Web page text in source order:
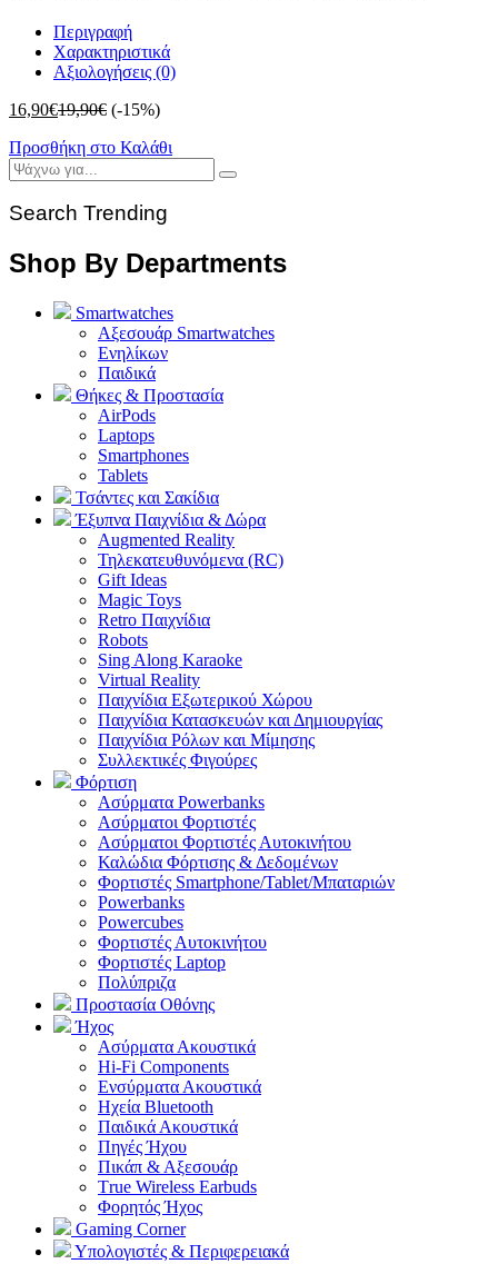
Περιγραφή
Χαρακτηριστικά
Αξιολογήσεις (0)
16,90€19,90€ (-15%)
Προσθήκη στο Καλάθι
Search Trending
Shop By Departments
Smartwatches
Αξεσουάρ Smartwatches
Ενηλίκων
Παιδικά
Θήκες & Προστασία
AirPods
Laptops
Smartphones
Tablets
Τσάντες και Σακίδια
Έξυπνα Παιχνίδια & Δώρα
Augmented Reality
Τηλεκατευθυνόμενα (RC)
Gift Ideas
Magic Toys
Retro Παιχνίδια
Robots
Sing Along Karaoke
Virtual Reality
Παιχνίδια Εξωτερικού Χώρου
Παιχνίδια Κατασκευών και Δημιουργίας
Παιχνίδια Ρόλων και Μίμησης
Συλλεκτικές Φιγούρες
Φόρτιση
Ασύρματα Powerbanks
Aσύρματοι Φορτιστές
Ασύρματοι Φορτιστές Αυτοκινήτου
Καλώδια Φόρτισης & Δεδομένων
Φορτιστές Smartphone/Tablet/Μπαταριών
Powerbanks
Powercubes
Φορτιστές Αυτοκινήτου
Φορτιστές Laptop
Πολύπριζα
Προστασία Οθόνης
Ήχος
Ασύρματα Ακουστικά
Hi-Fi Components
Ενσύρματα Ακουστικά
Ηχεία Bluetooth
Παιδικά Ακουστικά
Πηγές Ήχου
Πικάπ & Αξεσουάρ
Τrue Wireless Earbuds
Φορητός Ήχος
Gaming Corner
Υπολογιστές & Περιφερειακά